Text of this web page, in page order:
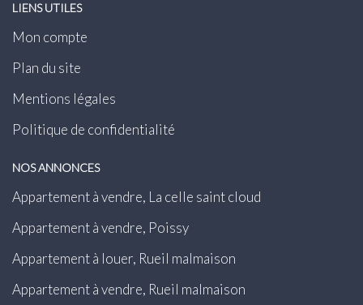
LIENS UTILES
Mon compte
Plan du site
Mentions légales
Politique de confidentialité
NOS ANNONCES
Appartement à vendre, La celle saint cloud
Appartement à vendre, Poissy
Appartement à louer, Rueil malmaison
Appartement à vendre, Rueil malmaison